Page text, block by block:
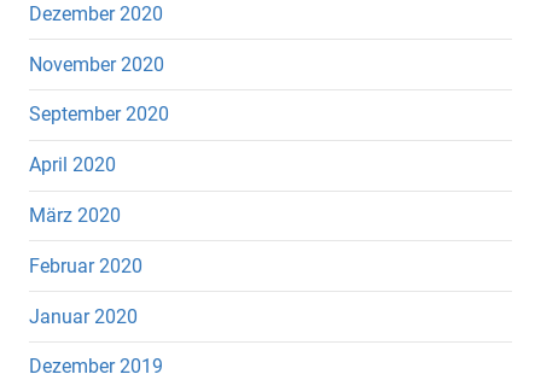
Dezember 2020
November 2020
September 2020
April 2020
März 2020
Februar 2020
Januar 2020
Dezember 2019